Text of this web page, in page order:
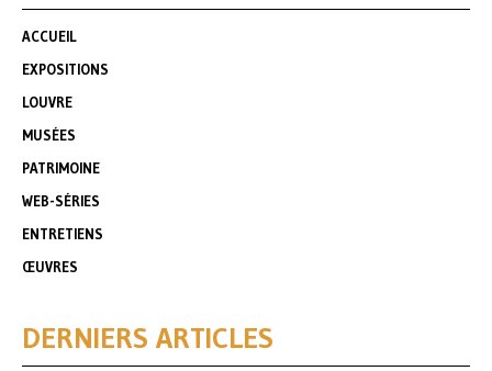
ACCUEIL
EXPOSITIONS
LOUVRE
MUSÉES
PATRIMOINE
WEB-SÉRIES
ENTRETIENS
ŒUVRES
DERNIERS ARTICLES